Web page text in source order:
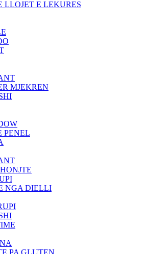
LLOJET E LEKURES
MJEKREN
PENEL
NGA DIELLI
PA GLUTEN